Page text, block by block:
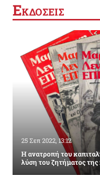
ΕΚΔΟΣΕΙΣ
25 Σεπ 2022, 13:12
Η ανατροπή του
λύση του ζητήματος της